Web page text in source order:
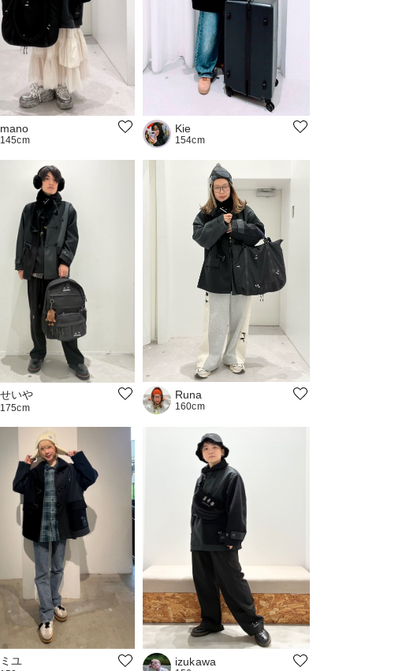
mano
145cm
Kie
154cm
せいや
175cm
Runa
160cm
ミユ izukawa